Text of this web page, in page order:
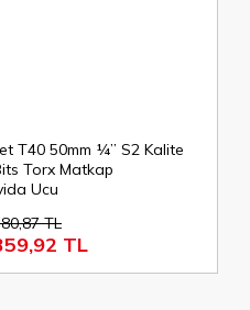
T40 50mm ¼’’ S2 Kalite
Torx Matkap
Ucu
TL
TL